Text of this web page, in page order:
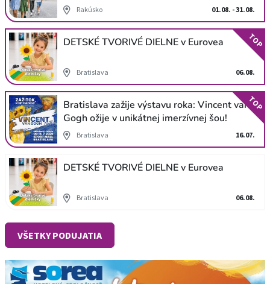
Rakúsko 01.08. - 31.08.
DETSKÉ TVORIVÉ DIELNE v Eurovea
Bratislava 06.08.
TOP
Bratislava zažije výstavu roka: Vincent van
Gogh ožije v unikátnej imerzívnej šou!
Bratislava 16.07.
TOP
DETSKÉ TVORIVÉ DIELNE v Eurovea
Bratislava 06.08.
VŠETKY PODUJATIA